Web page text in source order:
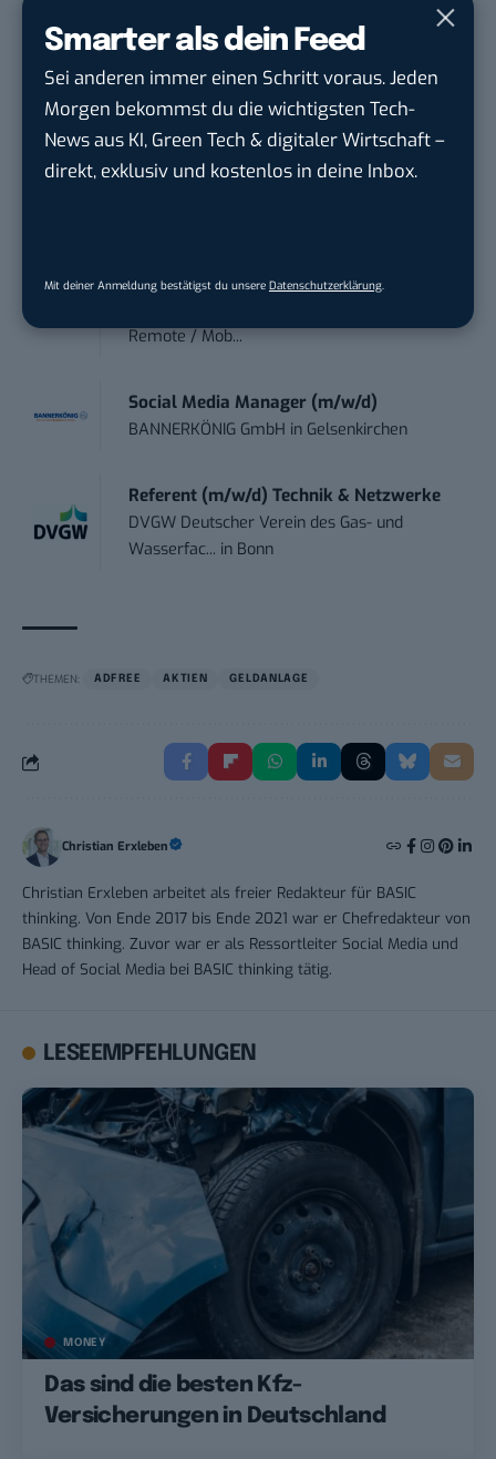
Smarter als dein Feed
Sei anderen immer einen Schritt voraus. Jeden
Morgen bekommst du die wichtigsten Tech-
News aus KI, Green Tech & digitaler Wirtschaft –
direkt, exklusiv und kostenlos in deine Inbox.
Mit deiner Anmeldung bestätigst du unsere Datenschutzerklärung
.wtv Württemberger Medien GmbH & ...
Heilbronn, F...
Endpoint Security Engineer – OT (f/m/x)
ZEISS
Oberkochen (Baden-Württemberg),
befristet aufgr...
Remote / Mob...
Social Media Manager (m/w/d)
BANNERKÖNIG GmbH in Gelsenkirchen
Referent (m/w/d) Technik & Netzwerke
DVGW Deutscher Verein des Gas- und
Wasserfac... in Bonn
THEMEN: ADFREE AKTIEN GELDANLAGE
Christian Erxleben
Christian Erxleben arbeitet als freier Redakteur für BASIC
thinking. Von Ende 2017 bis Ende 2021 war er Chefredakteur von
BASIC thinking. Zuvor war er als Ressortleiter Social Media und
Head of Social Media bei BASIC thinking tätig.
LESEEMPFEHLUNGEN
MONEY
Das sind die besten Kfz-
Versicherungen in Deutschland